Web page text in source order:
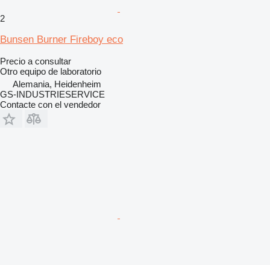
2
Bunsen Burner Fireboy eco
Precio a consultar
Otro equipo de laboratorio
Alemania, Heidenheim
GS-INDUSTRIESERVICE
Contacte con el vendedor